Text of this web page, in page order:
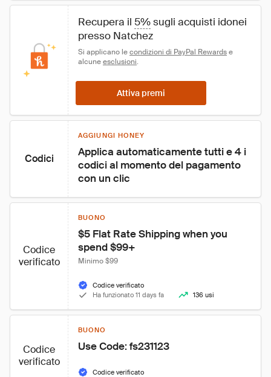
Recupera il 5% sugli acquisti idonei
presso Natchez
Si applicano le condizioni di PayPal Rewards e
alcune esclusioni.
Attiva premi
Codici
AGGIUNGI HONEY
Applica automaticamente tutti e 4 i
codici al momento del pagamento
con un clic
Codice
verificato
BUONO
$5 Flat Rate Shipping when you
spend $99+
Minimo $99
Codice verificato
Ha funzionato 11 days fa
136 usi
Codice
verificato
BUONO
Use Code: fs231123
Codice verificato